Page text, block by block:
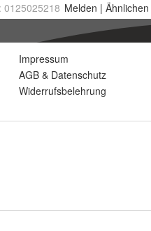
0125025218 Melden | Ähnlichen
Impressum
AGB & Datenschutz
Widerrufsbelehrung